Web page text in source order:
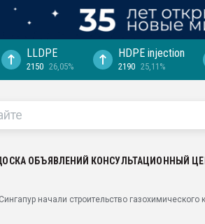
LLDPE
2150 26,05%
HDPE injection
2190 25,11%
ОБЪЯВЛЕНИЙ КОНСУЛЬТАЦИОННЫЙ
начали строительство